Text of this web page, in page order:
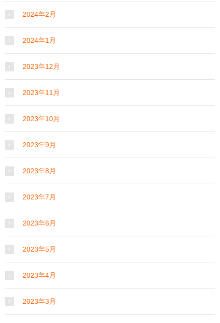
2024年2月
2024年1月
2023年12月
2023年11月
2023年10月
2023年9月
2023年8月
2023年7月
2023年6月
2023年5月
2023年4月
2023年3月